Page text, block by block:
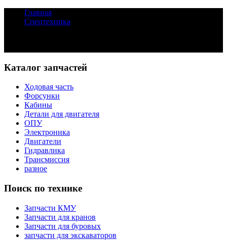
Главная
Спецтехника
Каталог запчастей
Ходовая часть
Форсунки
Кабины
Детали для двигателя
ОПУ
Электроника
Двигатели
Гидравлика
Трансмиссия
разное
Поиск по технике
Запчасти КМУ
Запчасти для кранов
Запчасти для буровых
запчасти для экскаваторов